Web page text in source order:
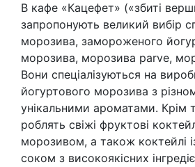
В кафе «Кацефет» («збиті
запропонують великий вибір
морозива, замороженого
морозива, морозива parve,
Вони спеціалізуються на
йогуртового морозива з
унікальними ароматами. Крім
роблять свіжі фруктові
морозивом, а також коктейлі
соком з високоякісних